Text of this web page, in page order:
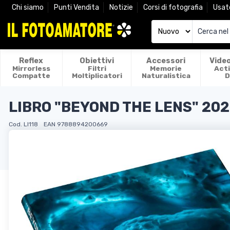
Chi siamo Punti Vendita Notizie Corsi di fotografia
Reflex
Mirrorless
Compatte
Obiettivi
Filtri
Moltiplicatori
Accessori
Memorie
Naturalistica
LIBRO "BEYOND THE LENS"
Cod. LI118 EAN 9788894200669